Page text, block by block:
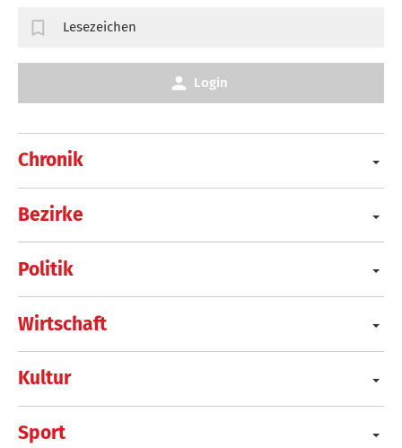
Chronik
Bezirke
Politik
Wirtschaft
Kultur
Sport
Lesezeichen
Login